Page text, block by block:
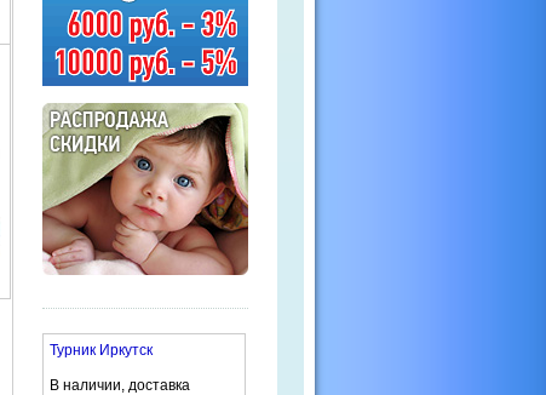
Турник Иркутск
В наличии, доставка